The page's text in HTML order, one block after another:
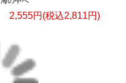
2,555円(税込2,811円)